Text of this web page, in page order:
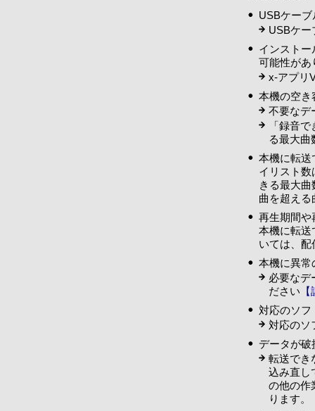
USBケー
USBケー
インストー
可能性があ
x-アプリ
本機の空き
不要なデ
「録音
る最大曲
本機に転送
イリスト
きる最大曲
曲を超える
再生期間や
本機に転送
いては、
本機に異常
必要なデ
ださい
対応のソフ
対応のソ
データが破
転送でき
込み直し
の他の作
ります。